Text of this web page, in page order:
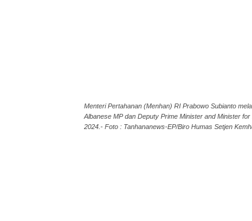
Menteri Pertahanan (Menhan) RI Prabowo Subianto
Albanese MP dan Deputy Prime Minister and Minister
2024.- Foto : Tanhananews-EP/Biro Humas Setjen